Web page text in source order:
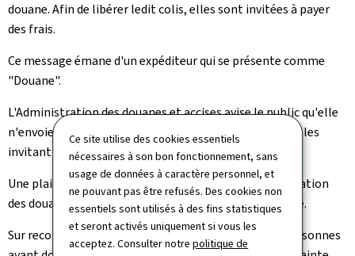
Ce site utilise des cookies essentiels
nécessaires à son bon fonctionnement, sans
usage de données à caractère personnel, et
ne pouvant pas être refusés. Des cookies non
essentiels sont utilisés à des fins statistiques
et seront activés uniquement si vous les
acceptez. Consulter notrepolitique de
douane. Afin de libérer ledit colis, elles sont invitées à payer
des frais.
Ce message émane d'un expéditeur qui se présente comme
"Douane".
L'Administration des douanes et accises avise le public qu'elle
n'envoie jamais de messages aux destinataires de colis les
invitant à régler des droits de douane.
Une plainte a été déposée entretemps par l'Administration
des douanes et accises auprès de la police grand-ducale.
Sur recommandation de la police grand-ducale, les personnes